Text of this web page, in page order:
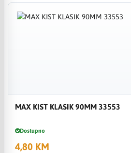
MAX KIST KLASIK 90MM 33553
Dostupno
4,80 KM